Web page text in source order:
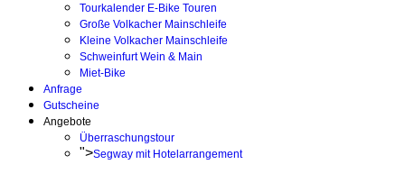
Tourkalender E-Bike Touren
Große Volkacher Mainschleife
Kleine Volkacher Mainschleife
Schweinfurt Wein & Main
Miet-Bike
Anfrage
Gutscheine
Angebote
Überraschungstour
">Segway mit Hotelarrangement